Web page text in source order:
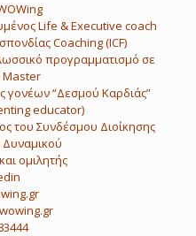
Life & Executive coach
Coaching (ICF)
προγραμματισμό σε
Master
γονέων “Δεσμού Καρδιάς”
educator)
του Συνδέσμου Διοίκησης
ομιλητής